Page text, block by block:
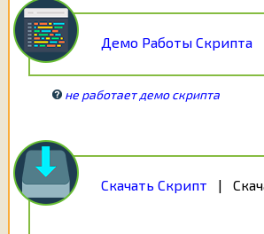
Демо Работы Скрипта
не работает демо скрипта
Скачать Скрипт |